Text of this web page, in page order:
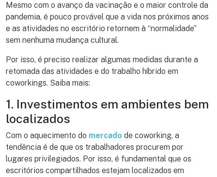
Mesmo com o avanço da vacinação e o maior controle da
pandemia, é pouco provável que a vida nos próximos anos
e as atividades no escritório retornem à “normalidade”
sem nenhuma mudança cultural.
Por isso, é preciso realizar algumas medidas durante a
retomada das atividades e do trabalho híbrido em
coworkings. Saiba mais:
1. Investimentos em ambientes bem
localizados
Com o aquecimento do mercado de coworking, a
tendência é de que os trabalhadores procurem por
lugares privilegiados. Por isso, é fundamental que os
escritórios compartilhados estejam localizados em